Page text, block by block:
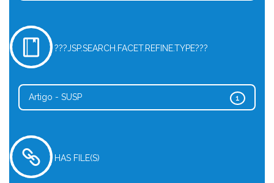
???JSP.SEARCH.FACET.REFINE.TYPE???
1
Artigo - SUSP
HAS FILE(S)